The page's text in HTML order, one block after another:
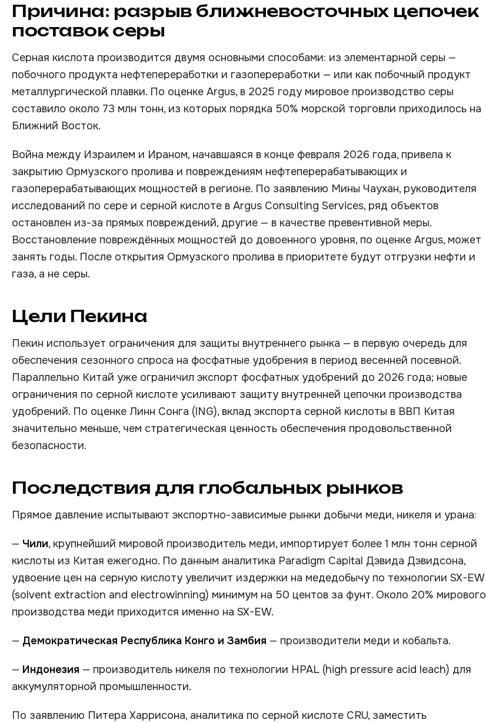
Причина: разрыв ближневосточных цепочек
поставок серы
Серная кислота производится двумя основными способами: из элементарной серы —
побочного продукта нефтепереработки и газопереработки — или как побочный продукт
металлургической плавки. По оценке Argus, в 2025 году мировое производство серы
составило около 73 млн тонн, из которых порядка 50% морской торговли приходилось на
Ближний Восток.
Война между Израилем и Ираном, начавшаяся в конце февраля 2026 года, привела к
закрытию Ормузского пролива и повреждениям нефтеперерабатывающих и
газоперерабатывающих мощностей в регионе. По заявлению Мины Чаухан, руководителя
исследований по сере и серной кислоте в Argus Consulting Services, ряд объектов
остановлен из-за прямых повреждений, другие — в качестве превентивной меры.
Восстановление повреждённых мощностей до довоенного уровня, по оценке Argus, может
занять годы. После открытия Ормузского пролива в приоритете будут отгрузки нефти и
газа, а не серы.
Цели Пекина
Пекин использует ограничения для защиты внутреннего рынка — в первую очередь для
обеспечения сезонного спроса на фосфатные удобрения в период весенней посевной.
Параллельно Китай уже ограничил экспорт фосфатных удобрений до 2026 года; новые
ограничения по серной кислоте усиливают защиту внутренней цепочки производства
удобрений. По оценке Линн Сонга (ING), вклад экспорта серной кислоты в ВВП Китая
значительно меньше, чем стратегическая ценность обеспечения продовольственной
безопасности.
Последствия для глобальных рынков
Прямое давление испытывают экспортно-зависимые рынки добычи меди, никеля и урана:
— Чили, крупнейший мировой производитель меди, импортирует более 1 млн тонн серной
кислоты из Китая ежегодно. По данным аналитика Paradigm Capital Дэвида Дэвидсона,
удвоение цен на серную кислоту увеличит издержки на медедобычу по технологии SX-EW
(solvent extraction and electrowinning) минимум на 50 центов за фунт. Около 20% мирового
производства меди приходится именно на SX-EW.
— Демократическая Республика Конго и Замбия — производители меди и кобальта.
— Индонезия — производитель никеля по технологии HPAL (high pressure acid leach) для
аккумуляторной промышленности.
По заявлению Питера Харрисона, аналитика по серной кислоте CRU, заместить